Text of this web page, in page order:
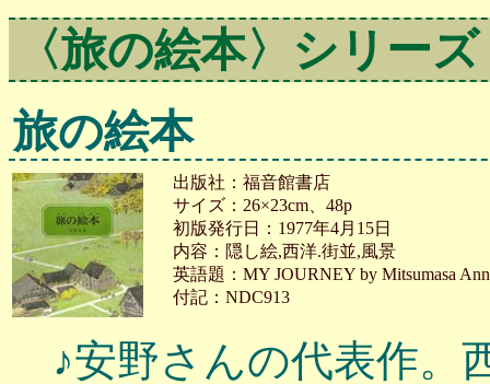
〈旅の絵本〉シリーズ
旅の絵本
出版社：福音館書店
サイズ：26×23cm、48p
初版発行日：1977年4月15日
内容：隠し絵,西洋.街並,風景
英語題：MY JOURNEY by Mitsumasa
付記：NDC913
♪安野さんの代表作。